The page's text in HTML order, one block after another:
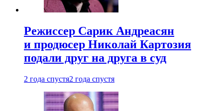
Режиссер Сарик Андреасян
и продюсер Николай Картозия
подали друг на друга в суд
2 года спустя2 года спустя